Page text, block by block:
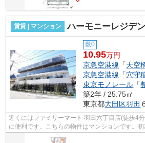
賃貸 | マンション ハーモニーレジデ
敷0
10.95万円
京急空港線 「天空
京急空港線 「穴守
東京モノレール 「
築2年 / 25.75㎡
東京都大田区羽田
近くにはファミリーマート 羽田六丁目店(徒歩4
に便利です。こちらの物件はマンションです。初
いただけるので、カードで決済した...